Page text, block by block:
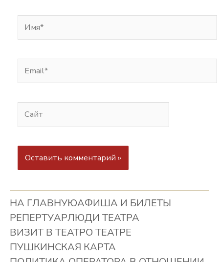
НА ГЛАВНУЮАФИША И БИЛЕТЫ
РЕПЕРТУАРЛЮДИ ТЕАТРА
ВИЗИТ В ТЕАТРО ТЕАТРЕ
ПУШКИНСКАЯ КАРТА